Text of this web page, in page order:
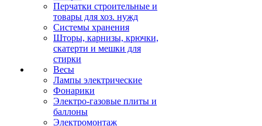
Перчатки строительные и
товары для хоз. нужд
Системы хранения
Шторы, карнизы, крючки,
скатерти и мешки для
стирки
Весы
Лампы электрические
Фонарики
Электро-газовые плиты и
баллоны
Электромонтаж